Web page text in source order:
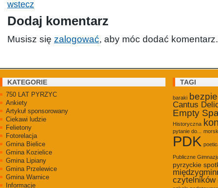
wstecz
Dodaj komentarz
Musisz się zalogować, aby móc dodać komentarz.
KATEGORIE
750 LAT PYRZYC
Ankiety
Artykuł sponsorowany
Ciekawi ludzie
Felietony
Fotorelacja
Gmina Bielice
Gmina Kozielice
Gmina Lipiany
Gmina Przelewice
Gmina Warnice
Informacje
TAGI
baraki
Cantus
Empty
Historyczna
pytanie do...
PDK
Publiczne
pyrzyckie
czytelników